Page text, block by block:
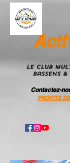
Le Club
Bassens
Contactez-
PROFITE